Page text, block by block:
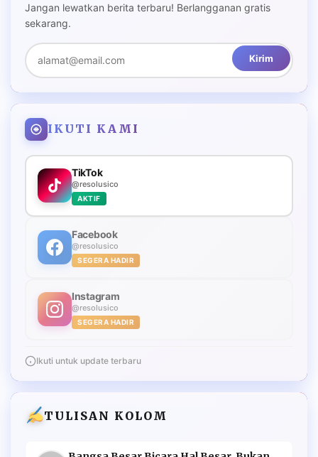
Jangan lewatkan berita terbaru! Berlangganan gratis
sekarang.
Kirim
IKUTI KAMI
TikTok
@resolusico
AKTIF
Facebook
@resolusico
SEGERA HADIR
Instagram
@resolusico
SEGERA HADIR
Ikuti untuk update terbaru
TULISAN KOLOM